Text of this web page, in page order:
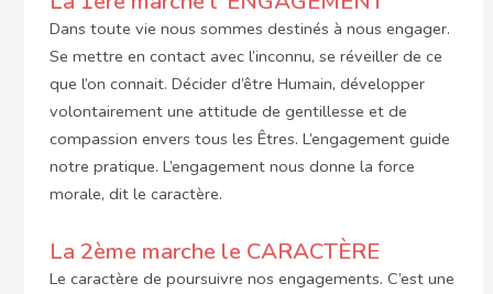
Dans toute vie nous sommes destinés à nous engager.
Se mettre en contact avec l’inconnu, se réveiller de ce
que l’on connait. Décider d’être Humain, développer
volontairement une attitude de gentillesse et de
compassion envers tous les Êtres. L’engagement guide
notre pratique. L’engagement nous donne la force
morale, dit le caractère.
La 2ème marche le CARACTÈRE
Le caractère de poursuivre nos engagements. C’est une